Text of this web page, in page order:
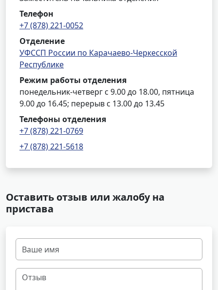
Телефон
+7 (878) 221-0052
Отделение
УФССП России по Карачаево-Черкесской
Республике
Режим работы отделения
понедельник-четверг с 9.00 до 18.00, пятница
9.00 до 16.45; перерыв с 13.00 до 13.45
Телефоны отделения
+7 (878) 221-0769
+7 (878) 221-5618
Оставить отзыв или жалобу на
пристава